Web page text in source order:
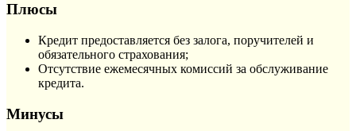
Плюсы
Кредит предоставляется без залога, поручителей и
обязательного страхования;
Отсутствие ежемесячных комиссий за обслуживание
кредита.
Минусы